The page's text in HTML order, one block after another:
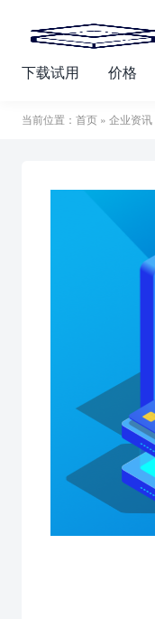
下载试用 价格
当前位置： 首页 » 企业资讯